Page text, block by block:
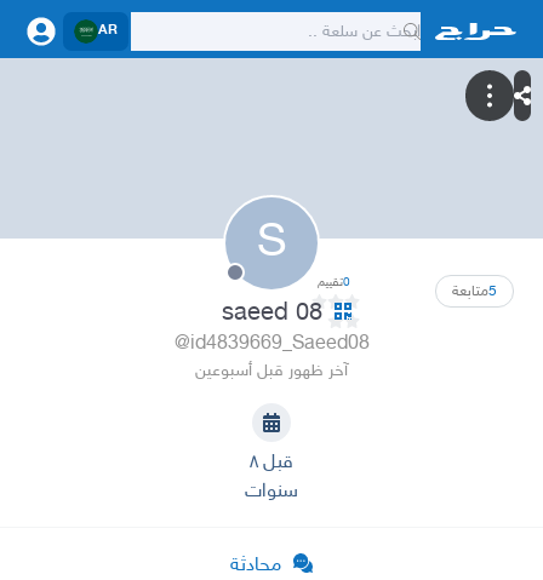
AR
S
5متابعة 0تقييم
saeed 08
@id4839669_Saeed08
آخر ظهور قبل أسبوعين
قبل ٨
سنوات
محادثة